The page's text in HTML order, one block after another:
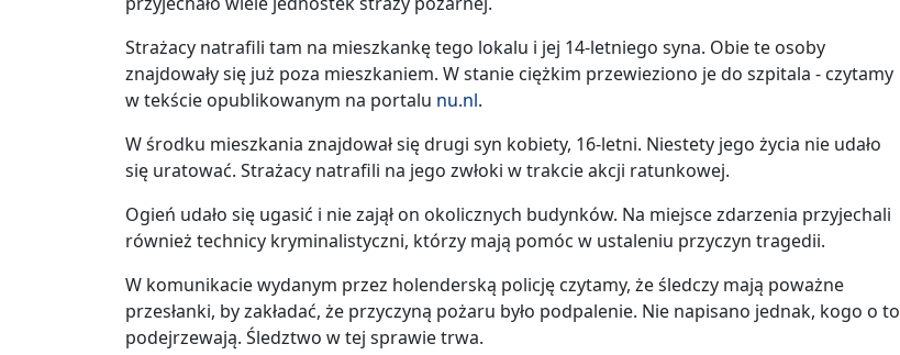
Strażacy natrafili tam na mieszkankę tego lokalu i jej 14-letniego syna. Obie te osoby
znajdowały się już poza mieszkaniem. W stanie ciężkim przewieziono je do szpitala - czytamy
w tekście opublikowanym na portalu nu.nl.
W środku mieszkania znajdował się drugi syn kobiety, 16-letni. Niestety jego życia nie udało
się uratować. Strażacy natrafili na jego zwłoki w trakcie akcji ratunkowej.
Ogień udało się ugasić i nie zajął on okolicznych budynków. Na miejsce zdarzenia przyjechali
również technicy kryminalistyczni, którzy mają pomóc w ustaleniu przyczyn tragedii.
W komunikacie wydanym przez holenderską policję czytamy, że śledczy mają poważne
przesłanki, by zakładać, że przyczyną pożaru było podpalenie. Nie napisano jednak, kogo o to
podejrzewają. Śledztwo w tej sprawie trwa.